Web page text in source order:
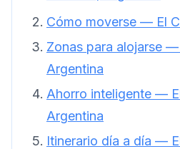
Cómo moverse — El
Zonas para alojarse
Argentina
Ahorro inteligente —
Argentina
Itinerario día a día —